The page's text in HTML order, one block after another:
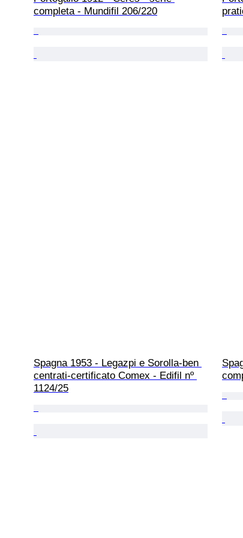
completa - Mundifil 206/220
Spagna 1953 - Legazpi e Sorolla-ben
centrati-certificato Comex - Edifil nº
1124/25